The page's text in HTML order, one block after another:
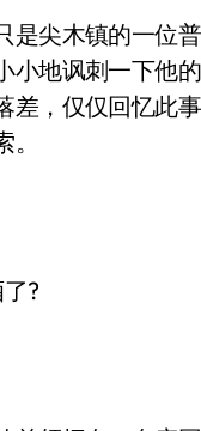
是尖木镇的一位
小地讽刺一下他
差，仅仅回忆此
?